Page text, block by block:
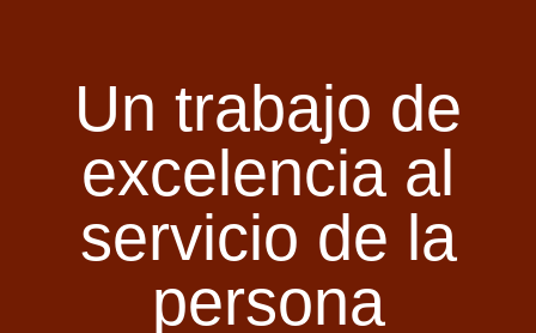
Un trabajo de
excelencia al
servicio de la
persona